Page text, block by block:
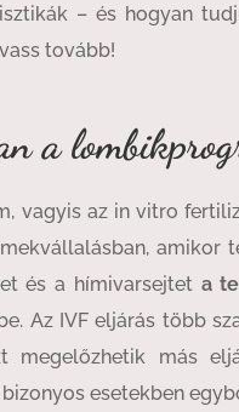
– és hogyan
tovább!
a
vagyis az in vitro
amikor
és a hímivarsejtet a
Az IVF eljárás több
megelőzhetik más
bizonyos esetekben